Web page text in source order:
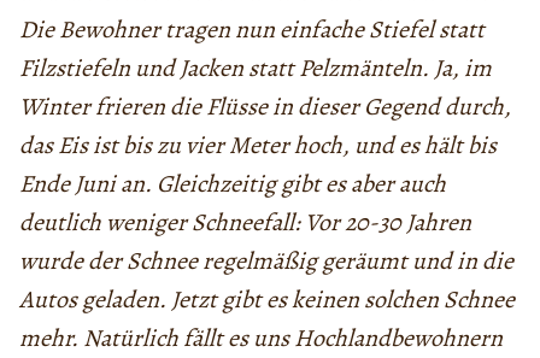
Die Bewohner tragen nun einfache Stiefel statt
Filzstiefeln und Jacken statt Pelzmänteln. Ja, im
Winter frieren die Flüsse in dieser Gegend durch,
das Eis ist bis zu vier Meter hoch, und es hält bis
Ende Juni an. Gleichzeitig gibt es aber auch
deutlich weniger Schneefall: Vor 20-30 Jahren
wurde der Schnee regelmäßig geräumt und in die
Autos geladen. Jetzt gibt es keinen solchen Schnee
mehr. Natürlich fällt es uns Hochlandbewohnern